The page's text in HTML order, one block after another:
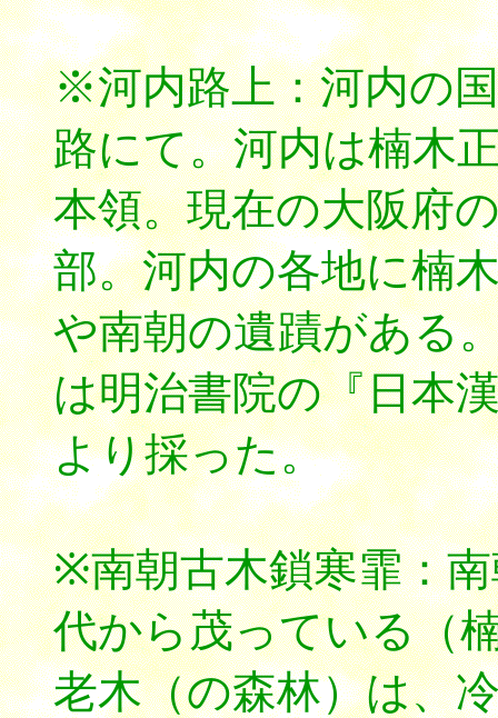
※河内路上：河内の
路にて。河内は楠木
本領。現在の大阪府
部。河内の各地に楠
や南朝の遺蹟がある
は明治書院の『日本
より採った。
※南朝古木鎖寒霏：
代から茂っている（
老木（の森林）は、